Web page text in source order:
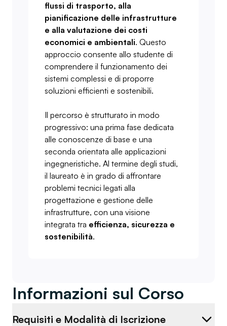
flussi di trasporto, alla
pianificazione delle infrastrutture
e alla valutazione dei costi
economici e ambientali. Questo
approccio consente allo studente di
comprendere il funzionamento dei
sistemi complessi e di proporre
soluzioni efficienti e sostenibili.
Il percorso è strutturato in modo
progressivo: una prima fase dedicata
alle conoscenze di base e una
seconda orientata alle applicazioni
ingegneristiche. Al termine degli studi,
il laureato è in grado di affrontare
problemi tecnici legati alla
progettazione e gestione delle
infrastrutture, con una visione
integrata tra efficienza, sicurezza e
sostenibilità.
Informazioni sul Corso
Requisiti e Modalità di Iscrizione